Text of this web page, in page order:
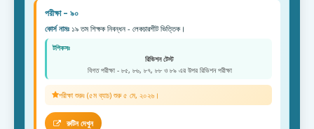
পরীক্ষা – ৯০
কোর্স নামঃ ১৯ তম শিক্ষক নিবন্ধন - লেকচারশীট ভিত্তিক।
টপিকসঃ
রিভিশন টেস্ট
বিগত পরীক্ষা - ৮৫, ৮৬, ৮৭, ৮৮ ও ৮৯ এর উপর রিভিশন পরীক্ষা
পরীক্ষা শুরুঃ (৫ম ব্যাচ) শুরু ৫ মে, ২০২৬।
রুটিন দেখুন